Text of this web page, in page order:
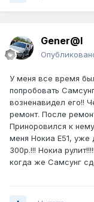
Gener@l
У меня все время
попробовать
возненавидел его!!
ремонт. После
Приноровился к
меня Нокиа Е51, уже
300р.!!! Нокиа
когда же Самсунг